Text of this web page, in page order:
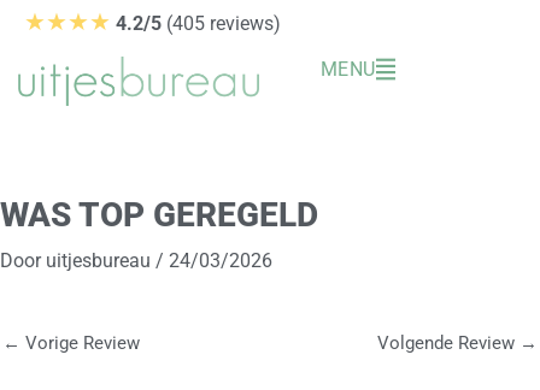
de
★★★★ 4.2/5 (405 reviews)
MENU
WAS TOP GEREGELD
Door uitjesbureau / 24/03/2026
← Vorige Review Volgende Review →